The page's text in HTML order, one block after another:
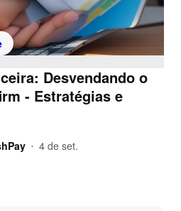
Desvendando o
- Estratégias e
• 4 de set.